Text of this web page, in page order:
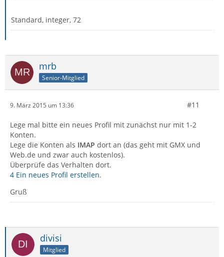
Standard, integer, 72
mrb
Senior-Mitglied
9. März 2015 um 13:36 #11
Lege mal bitte ein neues Profil mit zunächst nur mit 1-2
Konten.
Lege die Konten als IMAP dort an (das geht mit GMX und
Web.de und zwar auch kostenlos).
Überprüfe das Verhalten dort.
4 Ein neues Profil erstellen.
Gruß
divisi
Mitglied